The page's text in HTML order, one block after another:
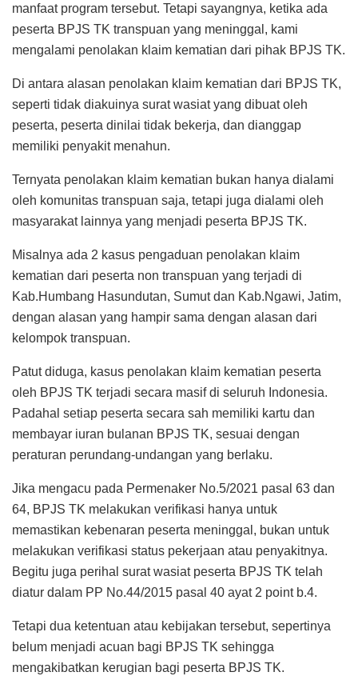
manfaat program tersebut. Tetapi sayangnya, ketika ada
peserta BPJS TK transpuan yang meninggal, kami
mengalami penolakan klaim kematian dari pihak BPJS TK.
Di antara alasan penolakan klaim kematian dari BPJS TK,
seperti tidak diakuinya surat wasiat yang dibuat oleh
peserta, peserta dinilai tidak bekerja, dan dianggap
memiliki penyakit menahun.
Ternyata penolakan klaim kematian bukan hanya dialami
oleh komunitas transpuan saja, tetapi juga dialami oleh
masyarakat lainnya yang menjadi peserta BPJS TK.
Misalnya ada 2 kasus pengaduan penolakan klaim
kematian dari peserta non transpuan yang terjadi di
Kab.Humbang Hasundutan, Sumut dan Kab.Ngawi, Jatim,
dengan alasan yang hampir sama dengan alasan dari
kelompok transpuan.
Patut diduga, kasus penolakan klaim kematian peserta
oleh BPJS TK terjadi secara masif di seluruh Indonesia.
Padahal setiap peserta secara sah memiliki kartu dan
membayar iuran bulanan BPJS TK, sesuai dengan
peraturan perundang-undangan yang berlaku.
Jika mengacu pada Permenaker No.5/2021 pasal 63 dan
64, BPJS TK melakukan verifikasi hanya untuk
memastikan kebenaran peserta meninggal, bukan untuk
melakukan verifikasi status pekerjaan atau penyakitnya.
Begitu juga perihal surat wasiat peserta BPJS TK telah
diatur dalam PP No.44/2015 pasal 40 ayat 2 point b.4.
Tetapi dua ketentuan atau kebijakan tersebut, sepertinya
belum menjadi acuan bagi BPJS TK sehingga
mengakibatkan kerugian bagi peserta BPJS TK.